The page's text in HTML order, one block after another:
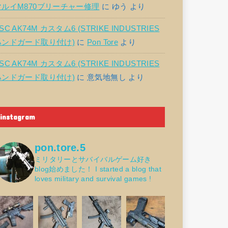
ルイM870ブリーチャー修理 に ゆう より
AK74M カスタム6 (STRIKE INDUSTRIES
ンドガード取り付け) に Pon Tore より
AK74M カスタム6 (STRIKE INDUSTRIES
ンドガード取り付け) に意気地無し より
instagram
pon.tore.5
ミリタリーとサバイバルゲーム好き
blog始めました！
I started a blog that
loves military and survival games !